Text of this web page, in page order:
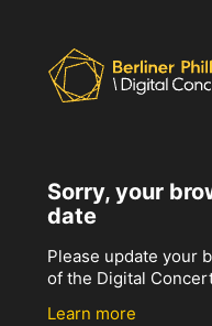
Sorry, your
date
Please update your
of the Digital
Learn more